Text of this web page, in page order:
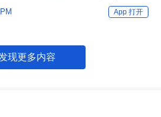
对的挑战性问题。
App 打开
现更多内容